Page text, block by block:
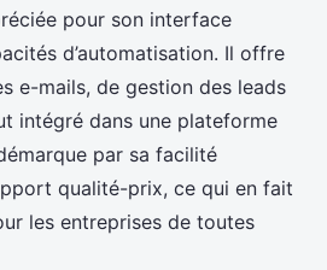
pour son interface
d’automatisation. Il offre
e-mails, de gestion des leads
intégré dans une plateforme
par sa facilité
qualité-prix, ce qui en fait
les entreprises de toutes